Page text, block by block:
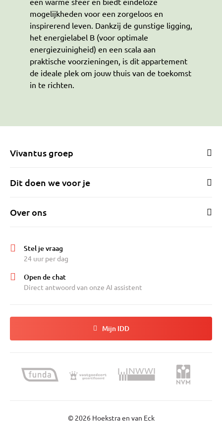
mogelijkheden voor een zorgeloos en
inspirerend leven. Dankzij de gunstige ligging,
het energielabel B (voor optimale
energiezuinigheid) en een scala aan
praktische voorzieningen, is dit appartement
de ideale plek om jouw thuis van de toekomst
in te richten.
Vivantus groep
Dit doen we voor je
Over ons
Stel je vraag
24 uur per dag
Open de chat
Direct antwoord van onze AI assistent
Mijn IDD
© 2026 Hoekstra en van Eck